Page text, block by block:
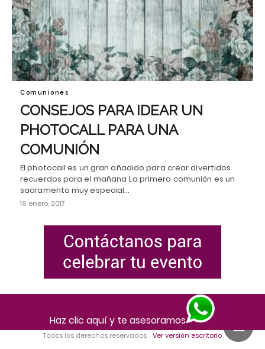
Comuniones
CONSEJOS PARA IDEAR UN
PHOTOCALL PARA UNA
COMUNIÓN
El photocall es un gran añadido para crear divertidos
recuerdos para el mañana La primera comunión es un
sacramento muy especial…
16 enero, 2017
Todos los derechos reservados Ver versión escritorio
Haz clic aquí y te asesoramos